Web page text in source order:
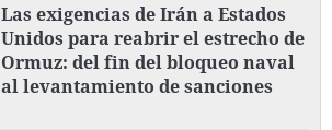
Las exigencias de Irán a Estados
Unidos para reabrir el estrecho de
Ormuz: del fin del bloqueo naval
al levantamiento de sanciones